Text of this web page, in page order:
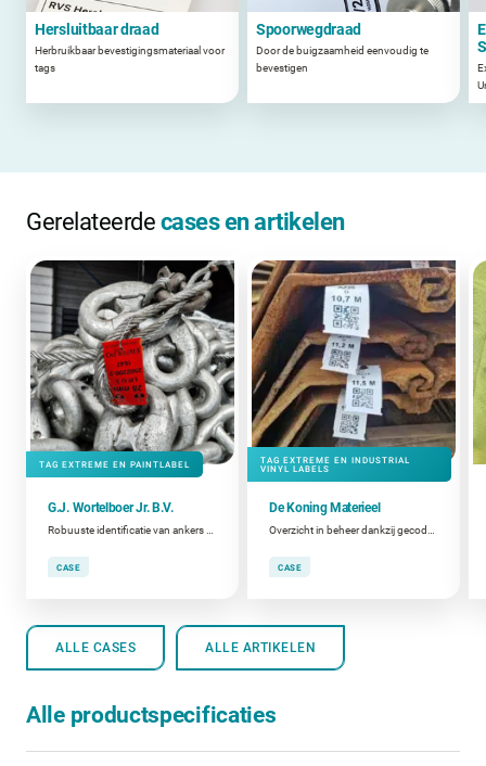
Hersluitbaar draad
Herbruikbaar bevestigingsmateriaal voor
tags
Spoorwegdraad
Door de buigzaamheid eenvoudig te
bevestigen
Gerelateerde cases en artikelen
TAG EXTREME EN PAINTLABEL
G.J. Wortelboer Jr. B.V.
CASE
TAG EXTREME EN INDUSTRIAL
VINYL LABELS
De Koning Materieel
CASE
ALLE CASES ALLE ARTIKELEN
Alle productspecificaties